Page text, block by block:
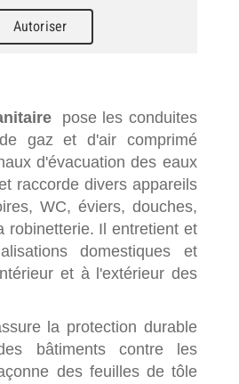
Autoriser
pose les conduites
gaz et d'air comprimé
d'évacuation des eaux
raccorde divers appareils
WC, éviers, douches,
robinetterie. Il entretient et
domestiques et
et à l'extérieur des
la protection durable
bâtiments contre les
des feuilles de tôle